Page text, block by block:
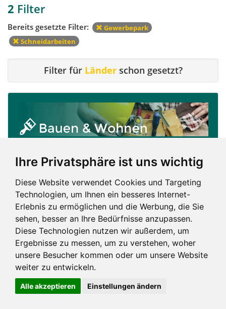
Ihre Privatsphäre ist uns wichtig
Diese Website verwendet Cookies und Targeting
Technologien, um Ihnen ein besseres Internet-
Erlebnis zu ermöglichen und die Werbung, die Sie
sehen, besser an Ihre Bedürfnisse anzupassen.
Diese Technologien nutzen wir außerdem, um
Ergebnisse zu messen, um zu verstehen, woher
unsere Besucher kommen oder um unsere Website
weiter zu entwickeln.
Alle akzeptieren Einstellungen ändern
2 Filter
Bereits gesetzte Filter:
Gewerbepark
Schneidarbeiten
Filter für Länderschon gesetzt?
Impressum und mehr